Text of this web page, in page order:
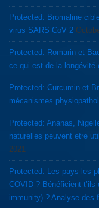
Protected: Bromaline
virus SARS CoV 2
Protected: Romarin et
ce qui est de la longévité
Protected: Curcumin et
mécanismes
Protected: Ananas,
naturelles peuvent etre
2021
Protected: Les pays les
COVID ? Bénéficient t’ils
immunity) ? Analyse des